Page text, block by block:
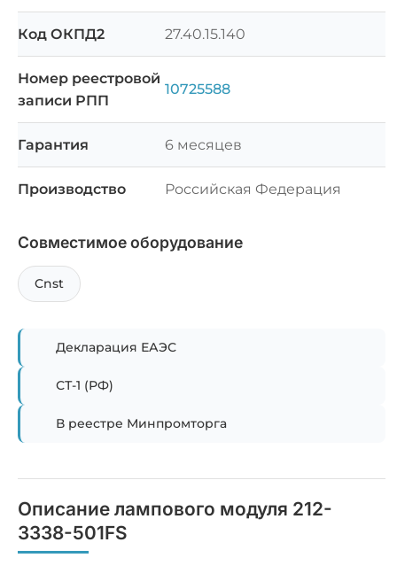
Код ОКПД2 27.40.15.140
Номер реестровой
записи РПП
10725588
Гарантия 6 месяцев
Производство Российская Федерация
Совместимое оборудование
Cnst
Декларация ЕАЭС
СТ-1 (РФ)
В реестре Минпромторга
Описание лампового модуля 212-
3338-501FS